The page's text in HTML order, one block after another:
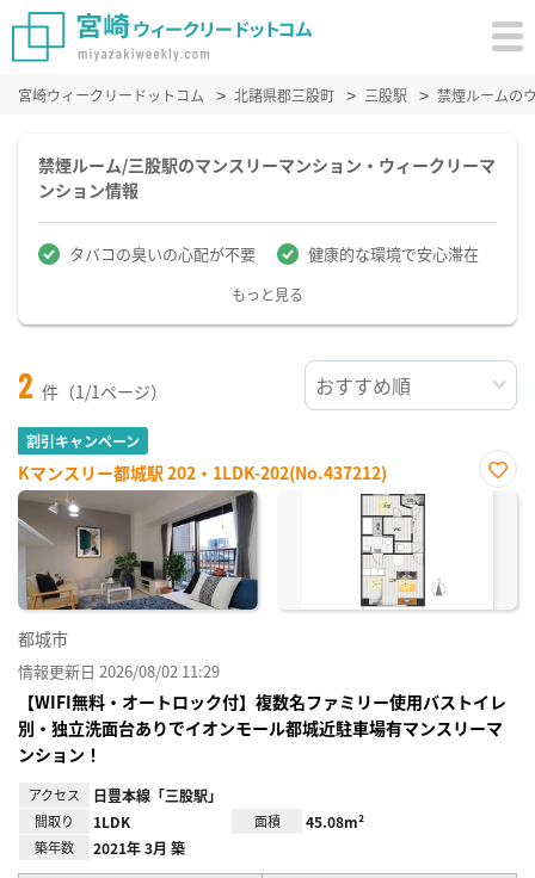
宮崎ウィークリードットコム 北諸県郡三股町 三股駅 禁煙ルームの
禁煙ルーム/三股駅のマンスリーマンション・ウィークリーマ
ンション情報
タバコの臭いの心配が不要 健康的な環境で安心滞在
もっと見る
2 件（1/1ページ）
割引キャンペーン
Kマンスリー都城駅 202・1LDK-202(No.437212)
お気
都城市
情報更新日 2026/08/02 11:29
【WIFI無料・オートロック付】複数名ファミリー使用バストイレ
別・独立洗面台ありでイオンモール都城近駐車場有マンスリーマ
ンション！
アクセス 日豊本線「三股駅」
間取り 1LDK 面積 45.08m²
築年数 2021年 3月 築